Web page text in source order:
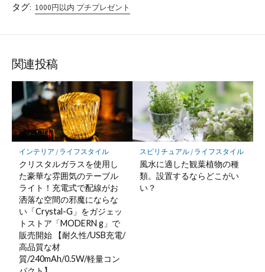
タグ: 1000円以内 プチプレゼント
関連投稿
インテリア / ライフスタイル
クリスタルガラスを使用し
た豪華な雰囲気のテーブル
ライト！充電式で配線がお
洒落な空間の邪魔にならな
い「Crystal-G」をガジェッ
トストア「MODERN g」で
販売開始 【耐久性/USB充電/
高品質な材
質/240mAh/0.5W/軽量コン
スピリチュアル/ ライフスタイル
風水に適した観葉植物の種
類。設置するならどこがい
い？